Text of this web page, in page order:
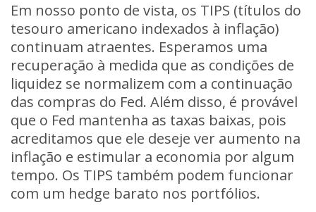
Em nosso ponto de vista, os TIPS (títulos do
tesouro americano indexados à inflação)
continuam atraentes. Esperamos uma
recuperação à medida que as condições de
liquidez se normalizem com a continuação
das compras do Fed. Além disso, é provável
que o Fed mantenha as taxas baixas, pois
acreditamos que ele deseje ver aumento na
inflação e estimular a economia por algum
tempo. Os TIPS também podem funcionar
com um hedge barato nos portfólios.